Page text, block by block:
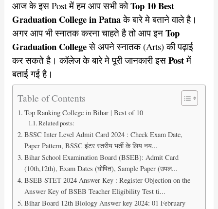
आज के इस Post में हम आप सभी कोTop 10 Best
Graduation College in Patnaके बारे मे बताने वाले है।
अगर आप भी स्नातक करना चाहते है तो आप इन Top
Graduation Collegeसे अपने स्नातक (Arts) की पढ़ाई
कर सकते है। कॉलेज के बारे मे पूरी जानकारी इस Postमें
बताई गई है।
Table of Contents
Top Ranking College in Bihar | Best of 10
Related posts:
BSSC Inter Level Admit Card 2024 : Check Exam Date,
Paper Pattern, BSSC इंटर स्तरीय भर्ती के लिय नय...
Bihar School Examination Board (BSEB): Admit Card
(10th,12th), Exam Dates (घोषित), Sample Paper (उपल...
BSEB STET 2024 Answer Key : Register Objection on the
Answer Key of BSEB Teacher Eligibility Test ti...
Bihar Board 12th Biology Answer key 2024: 01 February